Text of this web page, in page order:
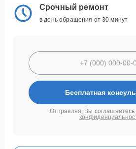
Срочный ремонт
в день обращения от 30 минут
Бесплатная
Отправляя, Вы соглашаетесь